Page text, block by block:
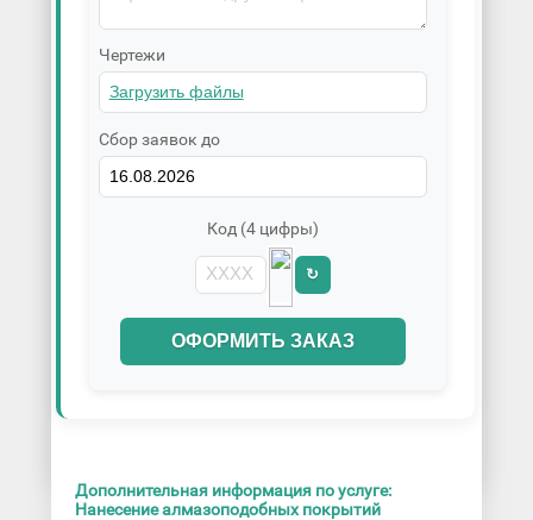
Чертежи
Сбор заявок до
Код (4 цифры)
↻
ОФОРМИТЬ ЗАКАЗ
Дополнительная информация по услуге:
Нанесение алмазоподобных покрытий